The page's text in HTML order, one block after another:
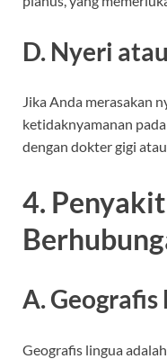
D. Nyeri
Jika Anda merasakan
ketidaknyamanan
dengan dokter gigi
4.
A. Geografis
Geografis lingua